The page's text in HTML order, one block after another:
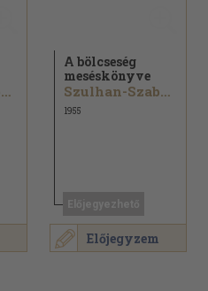
Szulhan-Szaba Orbeliani
Előjegyzem
A bölcseség
meséskönyve
Szulhan-Szaba Orbeliani
1955